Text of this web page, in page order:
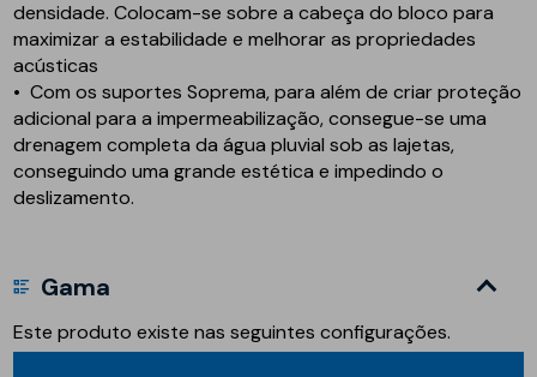
densidade. Colocam-se sobre a cabeça do bloco para
maximizar a estabilidade e melhorar as propriedades
acústicas
• Com os suportes Soprema, para além de criar proteção
adicional para a impermeabilização, consegue-se uma
drenagem completa da água pluvial sob as lajetas,
conseguindo uma grande estética e impedindo o
deslizamento.
Gama
Este produto existe nas seguintes configurações.